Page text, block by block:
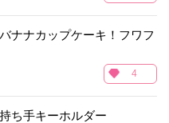
ナナカップケーキ！フワフ
4
ち手キーホルダー